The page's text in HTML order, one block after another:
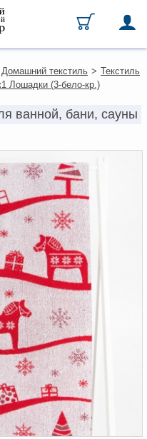
Домашний текстиль > Текстиль
Лошадки (3-бело-кр.)
ванной, бани, сауны
Добавить
в